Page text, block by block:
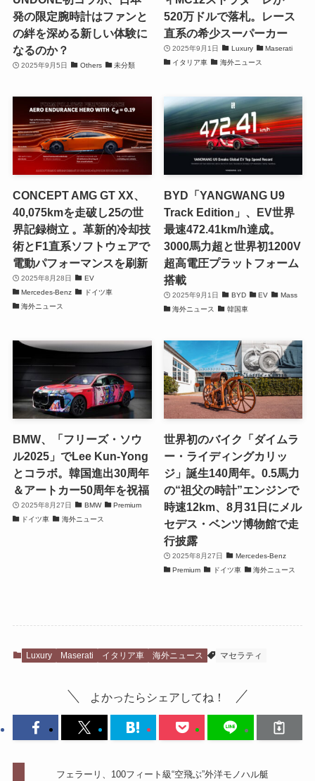
発の限定腕時計はファンと
の絆を深める新しい体験に
なるのか？
2025年9月5日 Others 未分類
520万ドルで落札。レース
直系の希少スーパーカー
2025年9月1日 Luxury
Maserati
イタリア車
海外ニュース
CONCEPT AMG GT XX、
40,075kmを走破し25の世
界記録樹立 。革新的冷却技
術とF1直系ソフトウェアで
電動パフォーマンスを刷新
2025年8月28日
EV
Mercedes-Benz
ドイツ車
海外ニュース
BYD「YANGWANG U9
Track Edition」、EV世界
最速472.41km/h達成。
3000馬力超と世界初1200V
超高電圧プラットフォーム
搭載
2025年9月1日 BYD EV
Mass
海外ニュース
韓国車
BMW、「フリーズ・ソウ
ル2025」でLee Kun-Yong
とコラボ。韓国進出30周年
＆アートカー50周年を祝福
2025年8月27日 BMW
Premium
ドイツ車
海外ニュース
世界初のバイク「ダイムラ
ー・ライディングカリッ
ジ」誕生140周年。0.5馬力
の“祖父の時計”エンジンで
時速12km、8月31日にメル
セデス・ベンツ博物館で走
行披露
2025年8月27日
Mercedes-Benz
Premium
ドイツ車 海外ニュース
Luxury Maserati イタリア車 海外ニュース マセラティ
よかったらシェアしてね！
フェラーリ、100フィート級“空飛ぶ”外洋モノハル艇